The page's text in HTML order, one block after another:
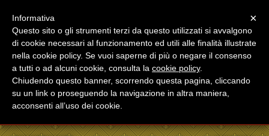
×
Informativa
Questo sito o gli strumenti terzi da questo utilizzati si avvalgono
di cookie necessari al funzionamento ed utili alle finalità illustrate
nella cookie policy. Se vuoi saperne di più o negare il consenso
a tutti o ad alcuni cookie, consulta la cookie policy.
Chiudendo questo banner, scorrendo questa pagina, cliccando
su un link o proseguendo la navigazione in altra maniera,
acconsenti all’uso dei cookie.